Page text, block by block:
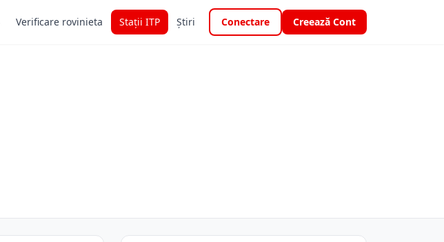
Verificare rovinieta Stații ITP Știri Conectare Creează Cont